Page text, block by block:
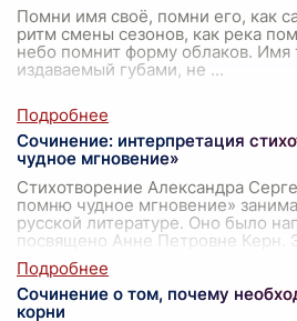
Помни имя своё, помни его, как
ритм смены сезонов, как река
небо помнит форму облаков. Имя
издаваемый губами, не ...
Сочинение: интерпретация
чудное мгновение»
Стихотворение Александра
помню чудное мгновение»
русской литературе. Оно было
посвящено Анне Петровне Керн.
Сочинение о том, почему
корни